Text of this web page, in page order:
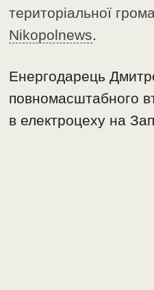
територіальної
Nikopolnews.
Енергодарець
повномасштабного
в електроцеху на